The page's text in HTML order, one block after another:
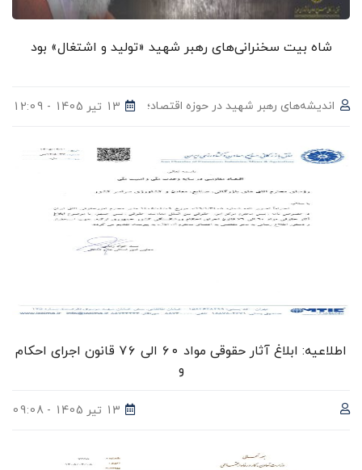
شاه‌ بیت سخنرانی‌های رهبر شهید «تولید و اشتغال» بود
اندیشه‌های رهبر شهید در حوزه اقتصاد؛ 13 تیر 1405 - 12:09
اطلاعیه: ابلاغ آثار حقوقی مواد ۶۰ الی ۷۶ قانون اجرای احکام
و
13 تیر 1405 - 09:08